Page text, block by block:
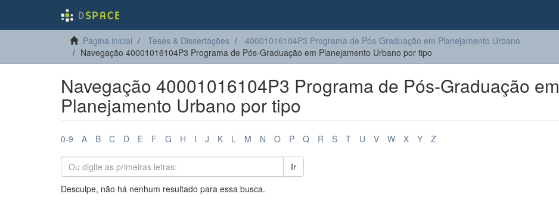
Página inicial Teses & Dissertações
40001016104P3 Programa de Pós-Graduação em Planejamento Urbano
Navegação 40001016104P3 Programa de Pós-Graduação em Planejamento Urbano por tipo
Navegação 40001016104P3 Programa de Pós-Graduação em
Planejamento Urbano por tipo
0-9 A B C D E F G H I J K L M N O P Q R S T U V W X Y Z
Ir
Desculpe, não há nenhum resultado para essa busca.